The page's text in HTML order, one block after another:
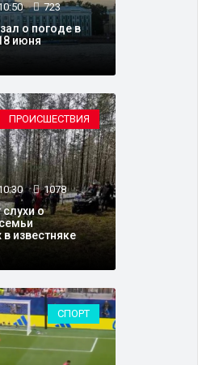
ВЛАСТЬ
6054
указ о
выборов в
723
о погоде в
июня
ПРОИСШЕСТВИЯ
1078
о
известняке
СПОРТ